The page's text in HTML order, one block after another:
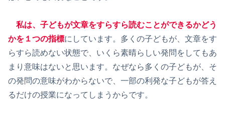
私は、子どもが文章をすらすら読むことができるかどう
かを１つの指標にしています。多くの子どもが、文章をす
らすら読めない状態で、いくら素晴らしい発問をしてもあ
まり意味はないと思います。なぜなら多くの子どもが、そ
の発問の意味がわからないで、一部の利発な子どもが答え
るだけの授業になってしまうからです。